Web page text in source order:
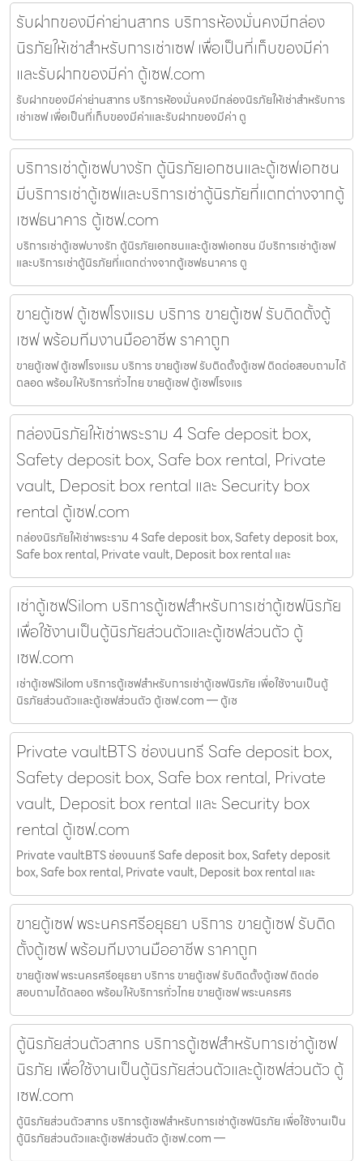
รับฝากของมีค่าย่านสาทร บริการห้องมั่นคงมีกล่อง
นิรภัยให้เช่าสำหรับการเช่าเซฟ เพื่อเป็นที่เก็บของมีค่า
และรับฝากของมีค่า ตู้เซฟ.com
รับฝากของมีค่าย่านสาทร บริการห้องมั่นคงมีกล่องนิรภัยให้เช่าสำหรับการ
เช่าเซฟ เพื่อเป็นที่เก็บของมีค่าและรับฝากของมีค่า ตู
บริการเช่าตู้เซฟบางรัก ตู้นิรภัยเอกชนและตู้เซฟเอกชน
มีบริการเช่าตู้เซฟและบริการเช่าตู้นิรภัยที่แตกต่างจากตู้
เซฟธนาคาร ตู้เซฟ.com
บริการเช่าตู้เซฟบางรัก ตู้นิรภัยเอกชนและตู้เซฟเอกชน มีบริการเช่าตู้เซฟ
และบริการเช่าตู้นิรภัยที่แตกต่างจากตู้เซฟธนาคาร ตู
ขายตู้เซฟ ตู้เซฟโรงแรม บริการ ขายตู้เซฟ รับติดตั้งตู้
เซฟ พร้อมทีมงานมืออาชีพ ราคาถูก
ขายตู้เซฟ ตู้เซฟโรงแรม บริการ ขายตู้เซฟ รับติดตั้งตู้เซฟ ติดต่อสอบถามได้
ตลอด พร้อมให้บริการทั่วไทย ขายตู้เซฟ ตู้เซฟโรงแร
กล่องนิรภัยให้เช่าพระราม 4 Safe deposit box,
Safety deposit box, Safe box rental, Private
vault, Deposit box rental และ Security box
rental ตู้เซฟ.com
กล่องนิรภัยให้เช่าพระราม 4 Safe deposit box, Safety deposit box,
Safe box rental, Private vault, Deposit box rental และ
เช่าตู้เซฟSilom บริการตู้เซฟสำหรับการเช่าตู้เซฟนิรภัย
เพื่อใช้งานเป็นตู้นิรภัยส่วนตัวและตู้เซฟส่วนตัว ตู้
เซฟ.com
เช่าตู้เซฟSilom บริการตู้เซฟสำหรับการเช่าตู้เซฟนิรภัย เพื่อใช้งานเป็นตู้
นิรภัยส่วนตัวและตู้เซฟส่วนตัว ตู้เซฟ.com — ตู้เซ
Private vaultBTS ช่องนนทรี Safe deposit box,
Safety deposit box, Safe box rental, Private
vault, Deposit box rental และ Security box
rental ตู้เซฟ.com
Private vaultBTS ช่องนนทรี Safe deposit box, Safety deposit
box, Safe box rental, Private vault, Deposit box rental และ
ขายตู้เซฟ พระนครศรีอยุธยา บริการ ขายตู้เซฟ รับติด
ตั้งตู้เซฟ พร้อมทีมงานมืออาชีพ ราคาถูก
ขายตู้เซฟ พระนครศรีอยุธยา บริการ ขายตู้เซฟ รับติดตั้งตู้เซฟ ติดต่อ
สอบถามได้ตลอด พร้อมให้บริการทั่วไทย ขายตู้เซฟ พระนครศร
ตู้นิรภัยส่วนตัวสาทร บริการตู้เซฟสำหรับการเช่าตู้เซฟ
นิรภัย เพื่อใช้งานเป็นตู้นิรภัยส่วนตัวและตู้เซฟส่วนตัว ตู้
เซฟ.com
ตู้นิรภัยส่วนตัวสาทร บริการตู้เซฟสำหรับการเช่าตู้เซฟนิรภัย เพื่อใช้งานเป็น
ตู้นิรภัยส่วนตัวและตู้เซฟส่วนตัว ตู้เซฟ.com —